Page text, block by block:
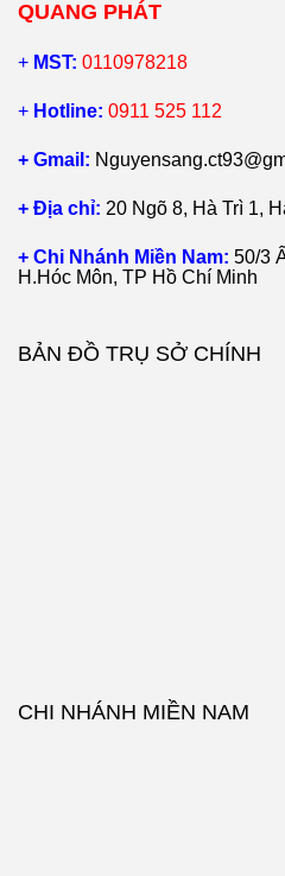
QUANG PHÁT
+ MST: 0110978218
+ Hotline: 0911 525 112
+ Gmail:
+ Địa chỉ: 20 Ngõ 8, Hà Trì 1,
+ Chi Nhánh Miền Nam: 50/3
H.Hóc Môn, TP Hồ Chí Minh
BẢN ĐỒ TRỤ SỞ CHÍNH
CHI NHÁNH MIỀN NAM